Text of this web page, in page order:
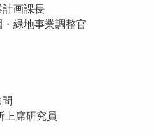
画課長
緑地事業調整官
席研究員